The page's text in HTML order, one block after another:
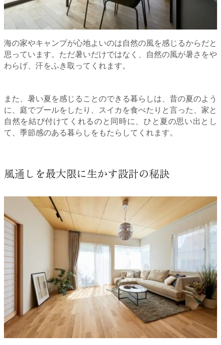
海の家やキャンプが心地よいのは自然の風を感じるからだと
思っています。ただ暑いだけではなく、自然の風が暑さをや
わらげ、汗をふき取ってくれます。
また、暑い夏を感じることのできる暮らしは、昔の夏のよう
に、庭でプールをしたり、スイカを食べたりと言った、家と
自然を結び付けてくれるのと同時に、ひと夏の思い出とし
て、季節感のある暮らしをもたらしてくれます。
風通しを最大限に生かす設計の秘訣